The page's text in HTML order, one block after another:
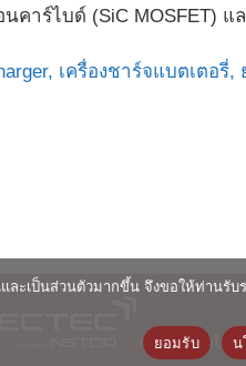
คาร์ไบด์ (SiC MOSFET) แ
เครื่องชาร์จแบตเตอรี่,
© ศูนย์เทคโนโ
และเป็นส่วนตัวมากขึ้น จึงขอให้ท่า
ยอมรับ
น